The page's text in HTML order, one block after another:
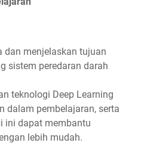
dan menjelaskan tujuan
sistem peredaran darah
teknologi Deep Learning
dalam pembelajaran, serta
ini dapat membantu
lebih mudah.